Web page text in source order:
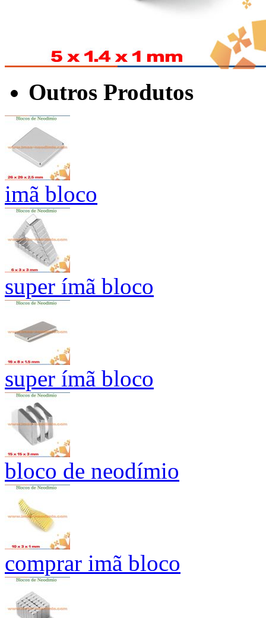
Outros Produtos
imã bloco
super ímã bloco
super ímã bloco
bloco de neodímio
comprar imã bloco